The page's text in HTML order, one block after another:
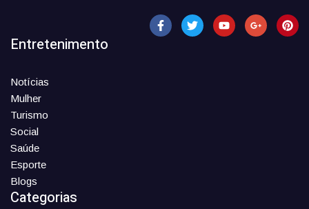
Entretenimento
Notícias
Mulher
Turismo
Social
Saúde
Esporte
Blogs
Categorias